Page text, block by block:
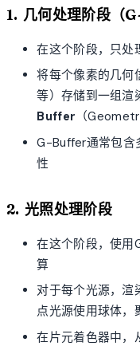
1. 几何处理阶段（
在这个阶段，只处
将每个像素的几何
等）存储到一组渲
Buffer （
G-Buffer通常包含
性
2. 光照处理阶段
在这个阶段，使
算
对于每个光源，渲
点光源使用球体，
在片元着色器中，